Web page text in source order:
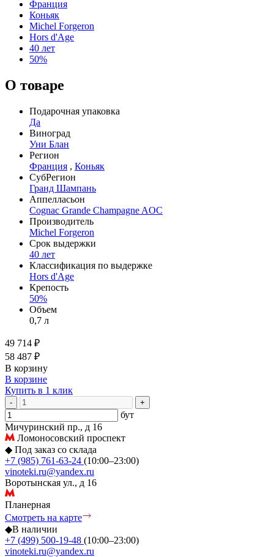
Франция
Коньяк
Michel Forgeron
Hors d'Age
40 лет
50%
О товаре
Подарочная упаковка
Да
Виноград
Уни Блан
Регион
Франция , Коньяк
СубРегион
Гранд Шампань
Аппелласьон
Cognac Grande Champagne AOC
Производитель
Michel Forgeron
Срок выдержки
40 лет
Классификация по выдержке
Hors d'Age
Крепость
50%
Объем
0,7 л
49 714 ₽
58 487 ₽
В корзину
В корзине
Купить в 1 клик
- +
бут
Мичуринский пр., д 16
Ломоносовский проспект
◆ Под заказ со склада
+7 (985) 761-63-24 (10:00–23:00)
vinoteki.ru@yandex.ru
Воротынская ул., д 16
Планерная
Смотреть на карте
◆В наличии
+7 (499) 500-19-48 (10:00–23:00)
vinoteki.ru@yandex.ru